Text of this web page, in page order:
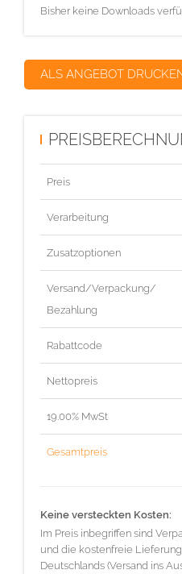
Bisher keine Downloads
ALS ANGEBOT
Preis
Verarbeitung
Zusatzoptionen
Versand/Verpackung/
Bezahlung
Rabattcode
Nettopreis
19.00% MwSt
Gesamtpreis
Keine versteckten Kosten:
Im Preis inbegriffen sind
und die kostenfreie
Deutschlands (Versand ins